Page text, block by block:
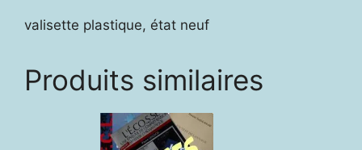
valisette plastique, état neuf
Produits similaires